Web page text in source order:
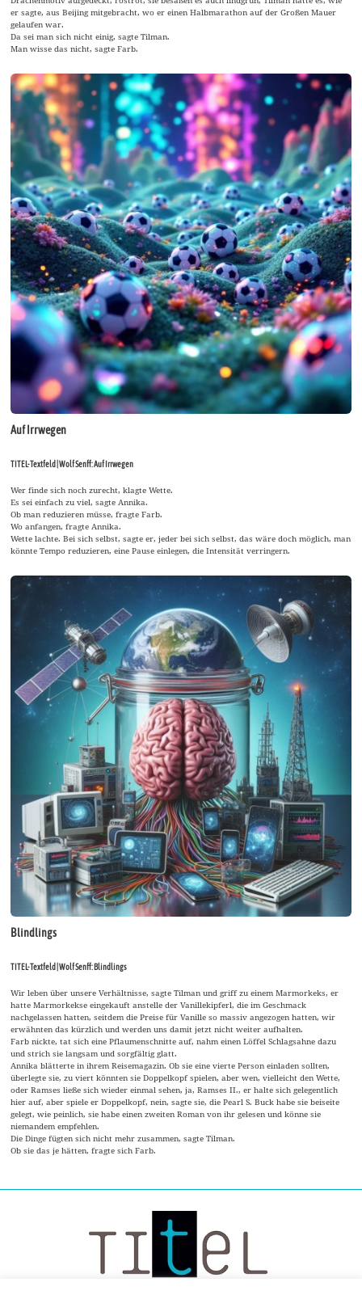
er sagte, aus Beijing mitgebracht, wo er einen Halbmarathon auf der Großen Mauer
gelaufen war.
Da sei man sich nicht einig, sagte Tilman.
Man wisse das nicht, sagte Farb.
Auf Irrwegen
TITEL-Textfeld | Wolf Senff: Auf Irrwegen
Wer finde sich noch zurecht, klagte Wette.
Es sei einfach zu viel, sagte Annika.
Ob man reduzieren müsse, fragte Farb.
Wo anfangen, fragte Annika.
Wette lachte. Bei sich selbst, sagte er, jeder bei sich selbst, das wäre doch möglich, man
könnte Tempo reduzieren, eine Pause einlegen, die Intensität verringern.
Blindlings
TITEL-Textfeld | Wolf Senff: Blindlings
Wir leben über unsere Verhältnisse, sagte Tilman und griff zu einem Marmorkeks, er
hatte Marmorkekse eingekauft anstelle der Vanillekipferl, die im Geschmack
nachgelassen hatten, seitdem die Preise für Vanille so massiv angezogen hatten, wir
erwähnten das kürzlich und werden uns damit jetzt nicht weiter aufhalten.
Farb nickte, tat sich eine Pflaumenschnitte auf, nahm einen Löffel Schlagsahne dazu
und strich sie langsam und sorgfältig glatt.
Annika blätterte in ihrem Reisemagazin. Ob sie eine vierte Person einladen sollten,
überlegte sie, zu viert könnten sie Doppelkopf spielen, aber wen, vielleicht den Wette,
oder Ramses ließe sich wieder einmal sehen, ja, Ramses II., er halte sich gelegentlich
hier auf, aber spiele er Doppelkopf, nein, sagte sie, die Pearl S. Buck habe sie beiseite
gelegt, wie peinlich, sie habe einen zweiten Roman von ihr gelesen und könne sie
niemandem empfehlen.
Die Dinge fügten sich nicht mehr zusammen, sagte Tilman.
Ob sie das je hätten, fragte sich Farb.